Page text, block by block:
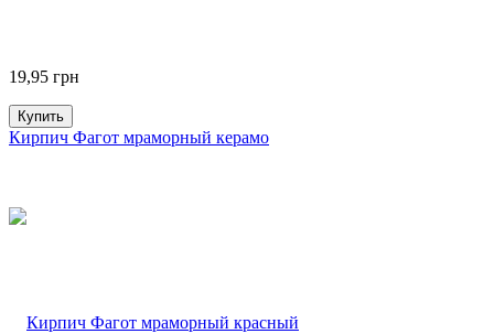
19,95 грн
Купить
Кирпич Фагот мраморный керамо